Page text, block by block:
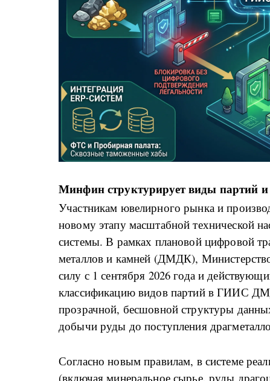
Минфин структурирует виды партий
Участникам ювелирного рынка и
новому этапу масштабной технической
системы. В рамках плановой цифровой
металлов и камней (ДМДК),
силу с 1 сентября 2026 года и
классификацию видов партий в ГИИС
прозрачной, бесшовной структуры
добычи руды до поступления
Согласно новым правилам, в системе
(включая минеральное сырье, руды